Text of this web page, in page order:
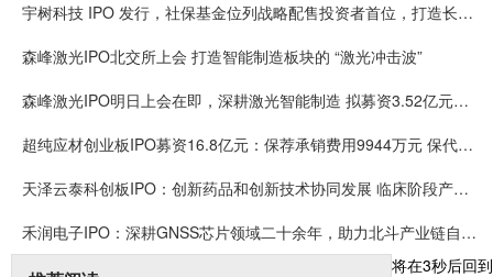
宇树科技 IPO 发行，社保基金位列战略配售投资者首位，打造长效示范效应
森峰激光IPO北交所上会 打造智能制造板块的 “激光冲击波”
森峰激光IPO明日上会在即，深耕激光智能制造 拟募资3.52亿元扩产增效
超纯应材创业板IPO募资16.8亿元：保荐承销费用9944万元 保代袁琳翕、张冠峰或可拿奖金
天泽云泰科创板IPO：创新药品和创新技术协同发展 临床阶段产品研发进度均为全球首位或前三
禾润电子IPO：深耕GNSS芯片领域二十余年，助力北斗产业链自主可控，出货量国内厂商第一
将在3秒后回